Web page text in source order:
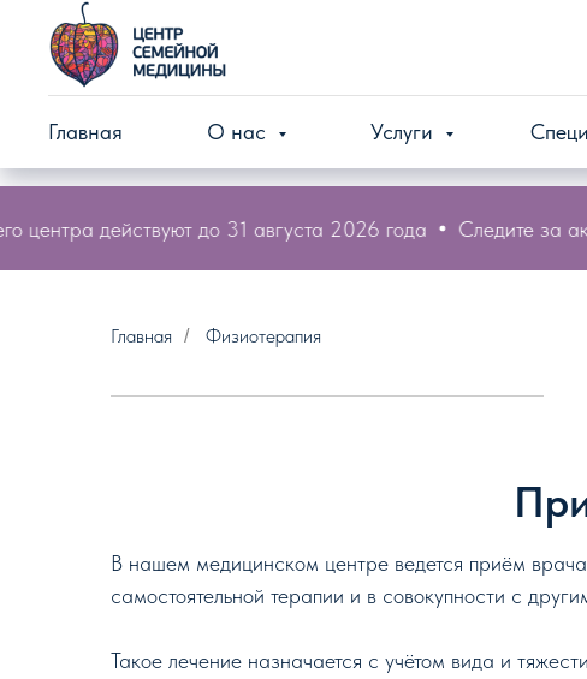
Главная О нас Услуги
центра действуют до 31 августа 2026 года Следите за
Главная / Физиотерапия
В нашем медицинском центре ведется приём
самостоятельной терапии и в совокупности с
Такое лечение назначается с учётом вида и